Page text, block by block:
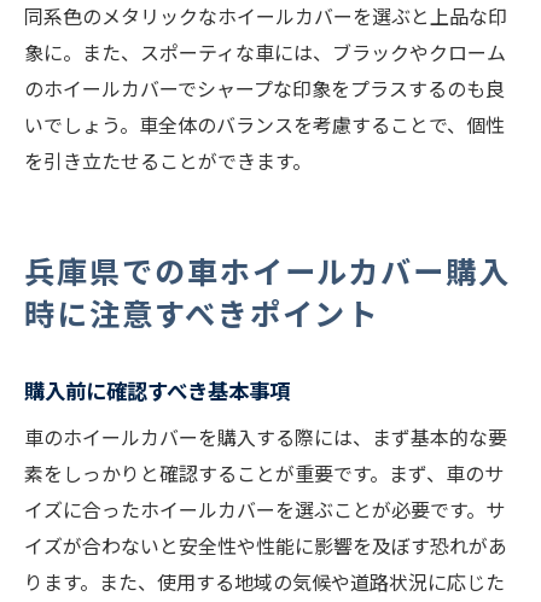
同系色のメタリックなホイールカバーを選ぶと上品な印
象に。また、スポーティな車には、ブラックやクローム
のホイールカバーでシャープな印象をプラスするのも良
いでしょう。車全体のバランスを考慮することで、個性
を引き立たせることができます。
兵庫県での車ホイールカバー購入
時に注意すべきポイント
購入前に確認すべき基本事項
車のホイールカバーを購入する際には、まず基本的な要
素をしっかりと確認することが重要です。まず、車のサ
イズに合ったホイールカバーを選ぶことが必要です。サ
イズが合わないと安全性や性能に影響を及ぼす恐れがあ
ります。また、使用する地域の気候や道路状況に応じた